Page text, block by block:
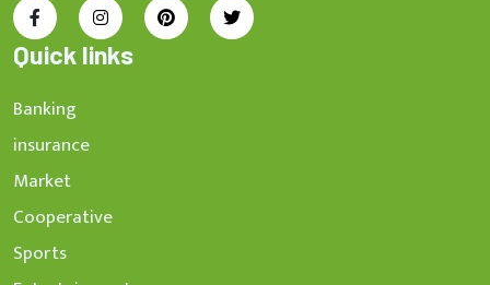
Quick links
Banking
insurance
Market
Cooperative
Sports